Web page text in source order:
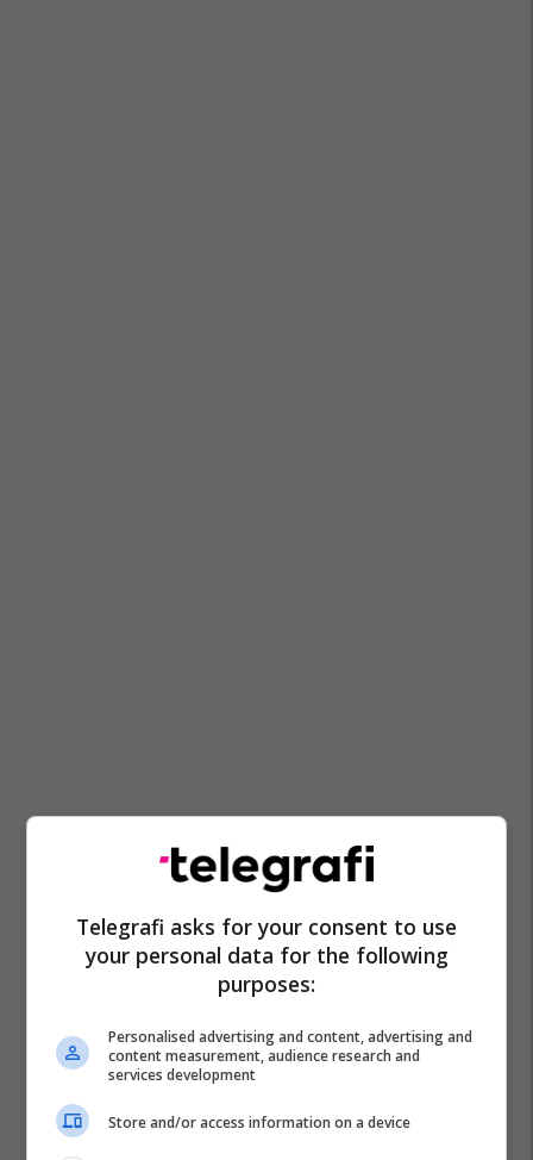
Pthp-Maqedoni
Telegrafi asks for your consent to use
your personal data for the following
purposes:
Personalised advertising and content, advertising and
content measurement, audience research and
services development
Store and/or access information on a device